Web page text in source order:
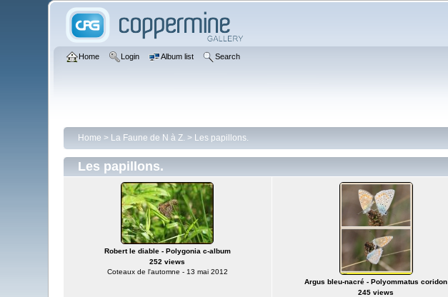
Home Login Album list Search
Home > La Faune de N à Z. > Les papillons.
Les papillons.
Robert le diable - Polygonia c-album
252 views
Coteaux de l'automne - 13 mai 2012
Argus bleu-nacré - Polyommatus coridon
245 views